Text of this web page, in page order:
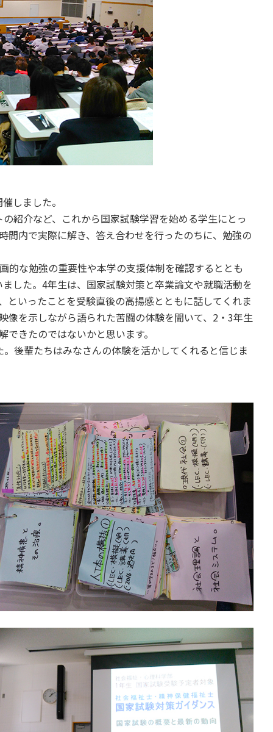
しました。
紹介など、これから国家試験学習を始める学生にとっ
内で実際に解き、答え合わせを行ったのちに、勉強の
な勉強の重要性や本学の支援体制を確認するととも
した。4年生は、国家試験対策と卒業論文や就職活動を
いったことを受験直後の高揚感とともに話してくれま
を示しながら語られた苦闘の体験を聞いて、2・3年生
きたのではないかと思います。
後輩たちはみなさんの体験を活かしてくれると信じま